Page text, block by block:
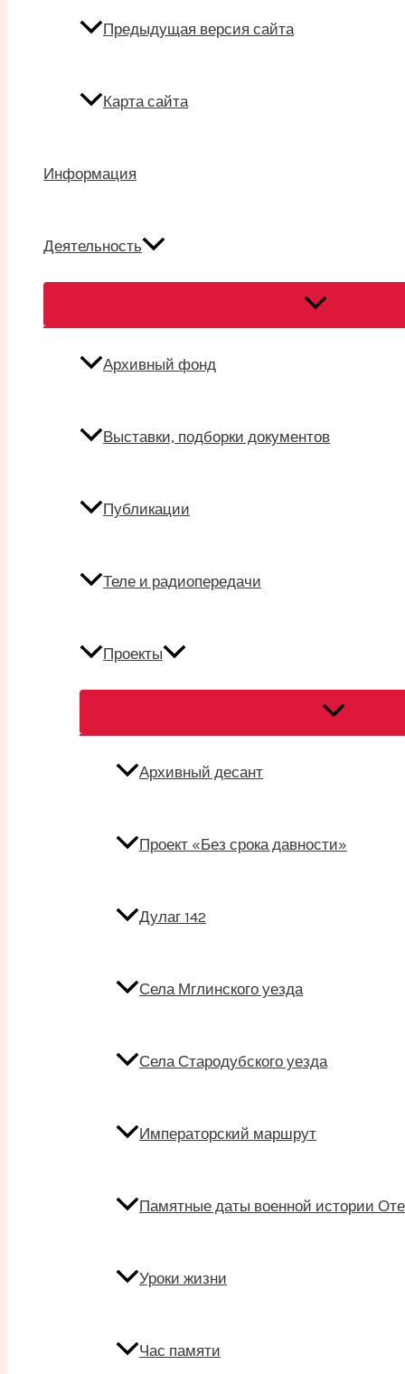
Предыдущая версия сайта
Карта сайта
Информация
Деятельность
Архивный фонд
Выставки, подборки документов
Публикации
Теле и радиопередачи
Проекты
Архивный десант
Проект «Без срока давности»
Дулаг 142
Села Мглинского уезда
Села Стародубского уезда
Императорский маршрут
Памятные даты военной истории
Уроки жизни
Час памяти